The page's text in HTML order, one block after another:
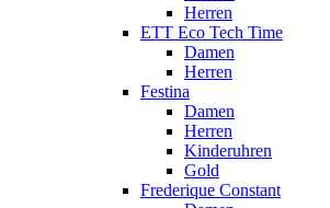
Herren
ETT Eco Tech Time
Damen
Herren
Festina
Damen
Herren
Kinderuhren
Gold
Frederique Constant